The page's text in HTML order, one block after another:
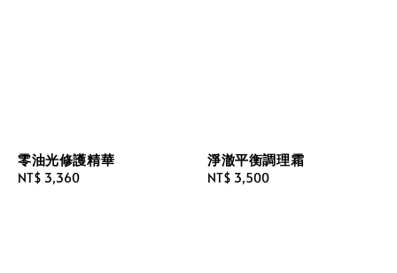
零油光修護精華
Regular
NT$ 3,360
淨澈平衡調理霜
Regular
NT$ 3,500